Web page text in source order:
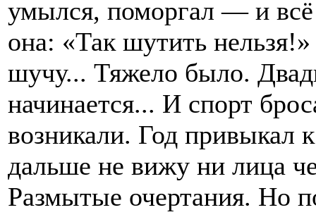
умылся, поморгал — и
она: «Так шутить
шучу... Тяжело было.
начинается... И спорт
возникали. Год привыкал
дальше не вижу ни лица
Размытые очертания. Но